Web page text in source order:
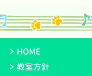
HOME
教室方針